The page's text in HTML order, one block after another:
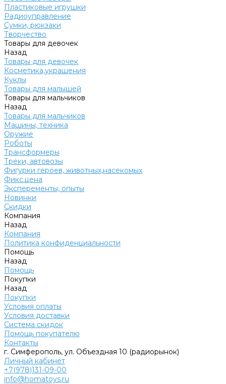
Пластиковые игрушки
Радиоуправление
Сумки, рюкзаки
Творчество
Товары для девочек
Назад
Товары для девочек
Косметика,украшения
Куклы
Товары для малышей
Товары для мальчиков
Назад
Товары для мальчиков
Машины, техника
Оружие
Роботы
Трансформеры
Треки, автовозы
Фигурки героев, животных,насекомых
Фикс.цена
Эксперементы, опыты
Новинки
Скидки
Компания
Назад
Компания
Политика конфиденциальности
Помощь
Назад
Помощь
Покупки
Назад
Покупки
Условия оплаты
Условия доставки
Система скидок
Помощь покупателю
Контакты
г. Симферополь, ул. Объездная 10 (радиорынок)
Личный кабинет
+7(978)131-09-00
info@homatoys.ru